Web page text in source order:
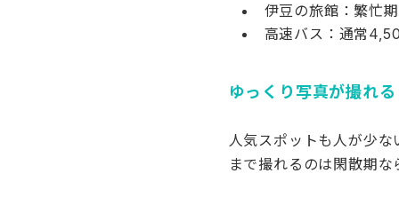
伊豆の旅館：繁忙
高速バス：通常
ゆっくり写真が撮れる
人気スポットも人が少
まで撮れるのは閑散期な